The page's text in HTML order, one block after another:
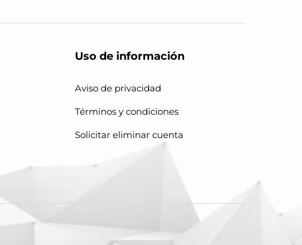
Uso de información
Aviso de privacidad
Términos y condiciones
Solicitar eliminar cuenta